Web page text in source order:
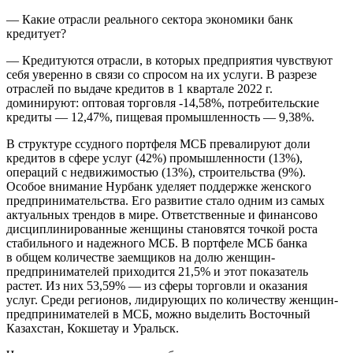
— Какие отрасли реального сектора экономики банк
кредитует?
— Кредитуются отрасли, в которых предприятия чувствуют
себя уверенно в связи со спросом на их услуги. В разрезе
отраслей по выдаче кредитов в 1 квартале 2022 г.
доминируют: оптовая торговля -14,58%, потребительские
кредиты — 12,47%, пищевая промышленность — 9,38%.
В структуре ссудного портфеля МСБ превалируют доли
кредитов в сфере услуг (42%) промышленности (13%),
операций с недвижимостью (13%), строительства (9%).
Особое внимание Нурбанк уделяет поддержке женского
предпринимательства. Его развитие стало одним из самых
актуальных трендов в мире. Ответственные и финансово
дисциплинированные женщины становятся точкой роста
стабильного и надежного МСБ. В портфеле МСБ банка
в общем количестве заемщиков на долю женщин-
предпринимателей приходится 21,5% и этот показатель
растет. Из них 53,59% — из сферы торговли и оказания
услуг. Среди регионов, лидирующих по количеству женщин-
предпринимателей в МСБ, можно выделить Восточный
Казахстан, Кокшетау и Уральск.